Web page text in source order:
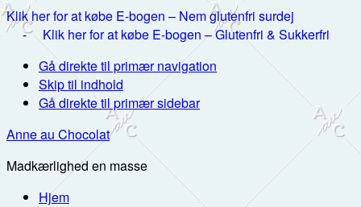
Klik her for at købe E-bogen – Nem glutenfri surdej
- Klik her for at købe E-bogen – Glutenfri & Sukkerfri
Gå direkte til primær navigation
Skip til indhold
Gå direkte til primær sidebar
Anne au Chocolat
Madkærlighed en masse
Hjem